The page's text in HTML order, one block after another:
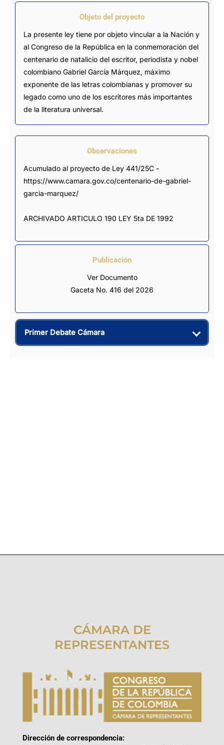
Objeto del proyecto
La presente ley tiene por objeto vincular a la Nación y
al Congreso de la República en la conmemoración del
centenario de natalicio del escritor, periodista y nobel
colombiano Gabriel García Márquez, máximo
exponente de las letras colombianas y promover su
legado como uno de los escritores más importantes
de la literatura universal.
Observaciones
Acumulado al proyecto de Ley 441/25C -
https://www.camara.gov.co/centenario-de-gabriel-
garcia-marquez/
ARCHIVADO ARTICULO 190 LEY 5ta DE 1992
Publicación
Ver Documento
Gaceta No. 416 del 2026
Primer Debate Cámara
CÁMARA DE
REPRESENTANTES
Dirección de correspondencia: